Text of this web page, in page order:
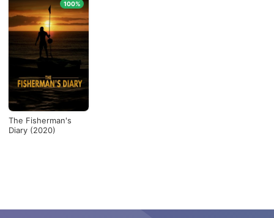
The Fisherman's
Diary (2020)
100%